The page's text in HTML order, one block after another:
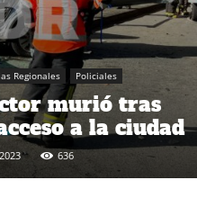
Regionales Policiales
murió tras
a la ciudad
636